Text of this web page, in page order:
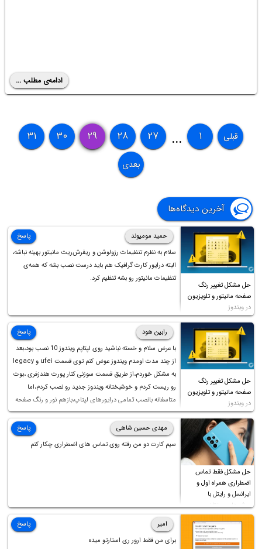
ادامه‌ی مطلب ...
قبلی ۱ ... ۲۷ ۲۸ ۲۹ ۳۰ ۳۱
بعدی
آخرین دیدگاه‌ها
حل مشکل تغییر رنگ
صفحه مانیتور و تلویزیون
در ویندوز
حمید مومیوند
سلام به نظرم تنظیمات رزولوشن و ریفرش‌ریت مانیتور بهینه نباشه،
البته درایور کارت گرافیک هم باید درست نصب بشه که همه‌ی
تنظیمات مانیتور رو بشه تنظیم کرد.
پاسخ
حل مشکل تغییر رنگ
صفحه مانیتور و تلویزیون
در ویندوز
رابین هود
با عرض سلام و خسته نباشید روی لپتاپم ویندوز 10 نصب بود،بعد
از چند مدت اومدم ویندوز عوض کنم توی قسمت ufei و legacy
به مشکل خوردم،از طریق قسمت سوزنی کنار پورت هندزفری ،بوت
رو ریست کردم و خوشبختانه ویندوز جدید رو نصب کردم،اما
متاسفانه بانصب تمامی درایورهای لپتاپ،بازهم نور و رنگ صفحه
چه موقع کار چه موقع پخش فیلم مثل سابق نیست(نور زیاده و بی
کیفیت)،با ابدیت کردن کارت گرافیک،کالیبره کردن و غیره هم نور و
رنگ درست نشد (انگار تصویر ماته)، خواهشمند است راهنمایی
فرمایید باتشکر
پاسخ
حل مشکل فقط تماس
اضطراری همراه اول و
ایرانسل و رایتل با
روش‌های مختلف
مهدی حسین شاهی
سیم کارت دو من رفته روی تماس های اضطراری چکار کنم
پاسخ
امیر
برای من فقط ارور ری استارتو میده
پاسخ